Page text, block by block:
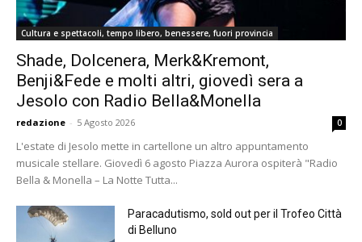
Cultura e spettacoli, tempo libero, benessere, fuori provincia
Shade, Dolcenera, Merk&Kremont,
Benji&Fede e molti altri, giovedì sera a
Jesolo con Radio Bella&Monella
redazione - 5 Agosto 2026 0
L'estate di Jesolo mette in cartellone un altro appuntamento
musicale stellare. Giovedì 6 agosto Piazza Aurora ospiterà "Radio
Bella & Monella – La Notte Tutta...
Paracadutismo, sold out per il Trofeo Città
di Belluno